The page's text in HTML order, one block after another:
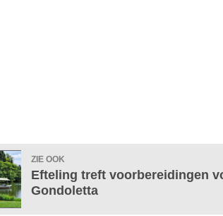
ZIE OOK
Efteling treft voorbereidingen
Gondoletta